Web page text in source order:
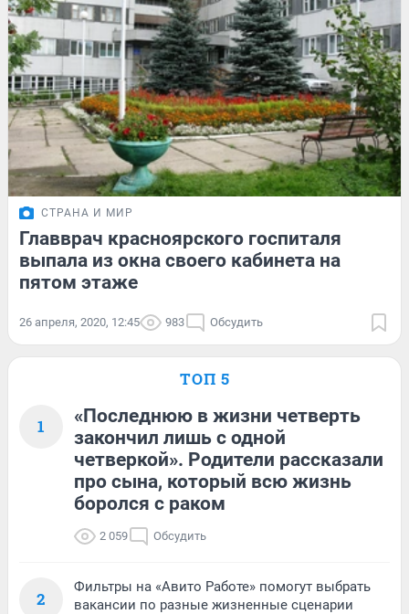
СТРАНА И МИР
Главврач красноярского госпиталя
выпала из окна своего кабинета на
пятом этаже
26 апреля, 2020, 12:45 983 Обсудить
ТОП 5
1
«Последнюю в жизни четверть
закончил лишь с одной
четверкой». Родители рассказали
про сына, который всю жизнь
боролся с раком
2 059 Обсудить
2
Фильтры на «Авито Работе» помогут выбрать
вакансии по разные жизненные сценарии